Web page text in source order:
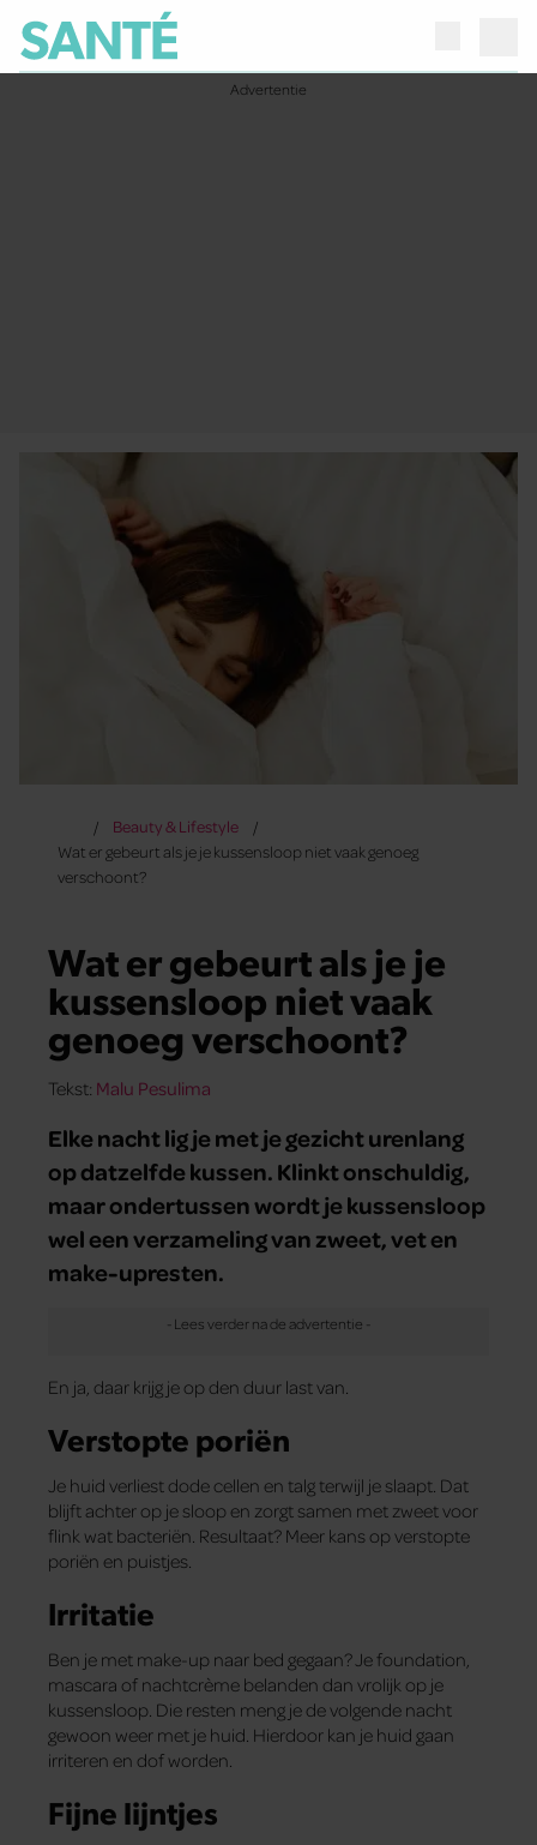
Beauty & Lifestyle
Wat er gebeurt als je je kussensloop niet vaak genoeg
verschoont?
Wat er gebeurt als je je
kussensloop niet vaak
genoeg verschoont?
Tekst: Malu Pesulima
Elke nacht lig je met je gezicht urenlang
op datzelfde kussen. Klinkt onschuldig,
maar ondertussen wordt je kussensloop
wel een verzameling van zweet, vet en
make-upresten.
En ja, daar krijg je op den duur last van.
Verstopte poriën
Je huid verliest dode cellen en talg terwijl je slaapt. Dat
blijft achter op je sloop en zorgt samen met zweet voor
flink wat bacteriën. Resultaat? Meer kans op verstopte
poriën en puistjes.
Irritatie
Ben je met make-up naar bed gegaan? Je foundation,
mascara of nachtcrème belanden dan vrolijk op je
kussensloop. Die resten meng je de volgende nacht
gewoon weer met je huid. Hierdoor kan je huid gaan
irriteren en dof worden.
Fijne lijntjes